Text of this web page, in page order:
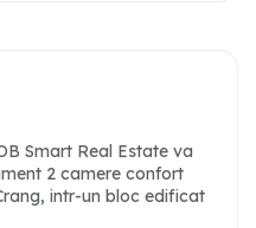
Smart Real Estate va
2 camere confort
intr-un bloc edificat